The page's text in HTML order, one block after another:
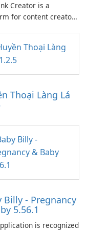
Creator is a
for content creators
built-in brand
and integrated
content distribution
engagement.
Thoại Làng Lá
Billy - Pregnancy
5.56.1
is recognized